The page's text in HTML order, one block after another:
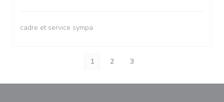
cadre et service sympa
1 2 3